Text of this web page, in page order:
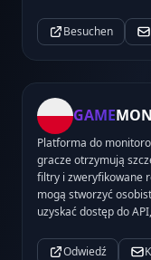
Besuchen
GAME
Platforma do
gracze otrzymują
filtry i zweryfikowane
mogą stworzyć
uzyskać dostęp do
Odwiedź